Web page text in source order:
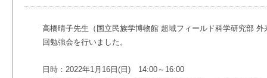
高橋晴子先生（国立民族学博物館 超域フィールド科学研究部
回勉強会を行いました。
日時：2022年1月16日(日) 14:00～16:00